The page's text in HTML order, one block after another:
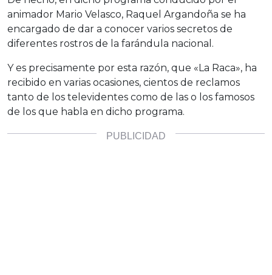
animador Mario Velasco, Raquel Argandoña se ha
encargado de dar a conocer varios secretos de
diferentes rostros de la farándula nacional.
Y es precisamente por esta razón, que «La Raca», ha
recibido en varias ocasiones, cientos de reclamos
tanto de los televidentes como de las o los famosos
de los que habla en dicho programa.